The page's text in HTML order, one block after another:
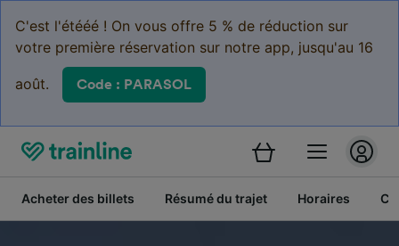
C'est l'étééé ! On vous offre 5 % de réduction sur
votre première réservation sur notre app, jusqu'au 16
août. Code : PARASOL
Acheter des billets Résumé du trajet Horaires